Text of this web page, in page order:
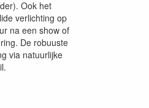
Ook het
verlichting op
na een show of
De robuuste
via natuurlijke